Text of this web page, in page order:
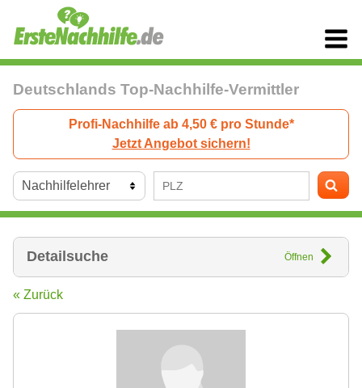
Deutschlands Top-Nachhilfe-Vermittler
Profi-Nachhilfe ab 4,50 € pro Stunde*
Jetzt Angebot sichern!
Detailsuche Öffnen
« Zurück